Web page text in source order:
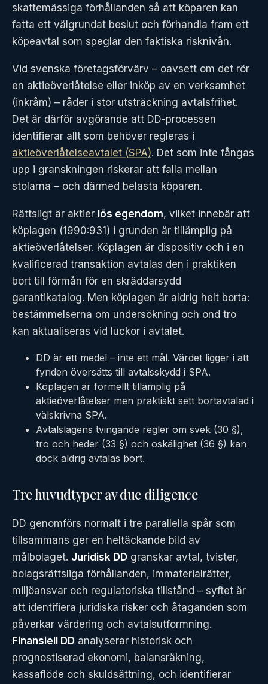
skattemässiga förhållanden så att köparen kan
fatta ett välgrundat beslut och förhandla fram ett
köpeavtal som speglar den faktiska risknivån.
Vid svenska företagsförvärv – oavsett om det rör
en aktieöverlåtelse eller inköp av en verksamhet
(inkråm) – råder i stor utsträckning avtalsfrihet.
Det är därför avgörande att DD-processen
identifierar allt som behöver regleras i
aktieöverlåtelseavtalet (SPA). Det som inte fångas
upp i granskningen riskerar att falla mellan
stolarna – och därmed belasta köparen.
Rättsligt är aktier lös egendom, vilket innebär att
köplagen (1990:931) i grunden är tillämplig på
aktieöverlåtelser. Köplagen är dispositiv och i en
kvalificerad transaktion avtalas den i praktiken
bort till förmån för en skräddarsydd
garantikatalog. Men köplagen är aldrig helt borta:
bestämmelserna om undersökning och ond tro
kan aktualiseras vid luckor i avtalet.
DD är ett medel – inte ett mål. Värdet ligger i att
fynden översätts till avtalsskydd i SPA.
Köplagen är formellt tillämplig på
aktieöverlåtelser men praktiskt sett bortavtalad i
välskrivna SPA.
Avtalslagens tvingande regler om svek (30 §),
tro och heder (33 §) och oskälighet (36 §) kan
dock aldrig avtalas bort.
Tre huvudtyper av due diligence
DD genomförs normalt i tre parallella spår som
tillsammans ger en heltäckande bild av
målbolaget. Juridisk DD granskar avtal, tvister,
bolagsrättsliga förhållanden, immaterialrätter,
miljöansvar och regulatoriska tillstånd – syftet är
att identifiera juridiska risker och åtaganden som
påverkar värdering och avtalsutformning.
Finansiell DD analyserar historisk och
prognostiserad ekonomi, balansräkning,
kassaflöde och skuldsättning, och identifierar